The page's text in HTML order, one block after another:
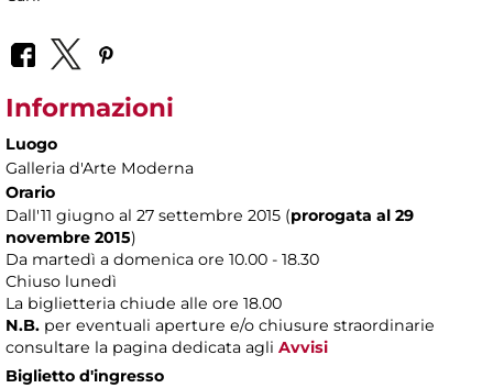
Informazioni
Luogo
Galleria d'Arte Moderna
Orario
Dall'11 giugno al 27 settembre 2015 (prorogata al 29
novembre 2015)
Da martedì a domenica ore 10.00 - 18.30
Chiuso lunedì
La biglietteria chiude alle ore 18.00
N.B. per eventuali aperture e/o chiusure straordinarie
consultare la pagina dedicata agli Avvisi
Biglietto d'ingresso